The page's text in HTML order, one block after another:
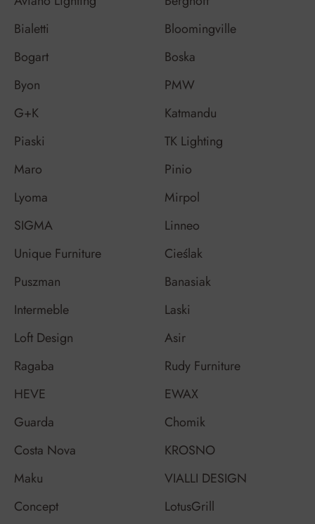
Bialetti
Bloomingville
Bogart
Boska
Byon
PMW
G+K
Katmandu
Piaski
TK Lighting
Maro
Pinio
Lyoma
Mirpol
SIGMA
Linneo
Unique Furniture
Cieślak
Puszman
Banasiak
Intermeble
Laski
Loft Design
Asir
Ragaba
Rudy Furniture
HEVE
EWAX
Guarda
Chomik
Costa Nova
KROSNO
Maku
VIALLI DESIGN
Concept
LotusGrill